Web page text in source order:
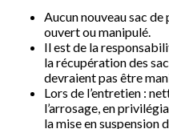
Aucun nouveau sac
ouvert ou manipulé.
Il est de la
la récupération des
devraient pas être
Lors de l’entretien :
l’arrosage, en
la mise en suspension